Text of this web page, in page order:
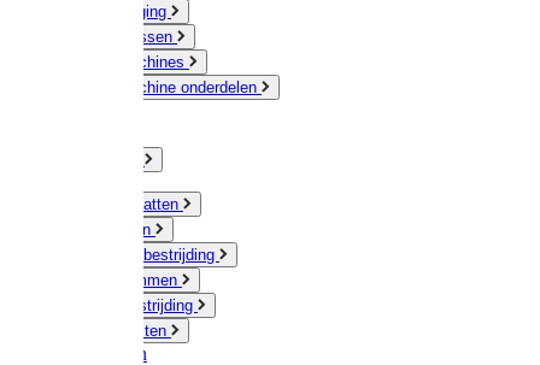
Veeverzorging
Scheermessen
Scheermachines
Scheermachine onderdelen
Muizen / Ratten
Drukspuiten
Ongediertebestrijding
Mollenklemmen
Onkruidbestrijding
Vliegenkasten
Meststoffen